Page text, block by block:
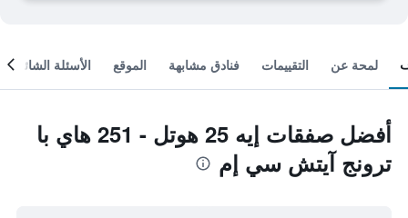
لمحة عن التقييمات فنادق مشابهة الموقع الأسئلة الشائعة
أفضل صفقات إيه 25 هوتل - 251 هاي با
ترونج آيتش سي إم